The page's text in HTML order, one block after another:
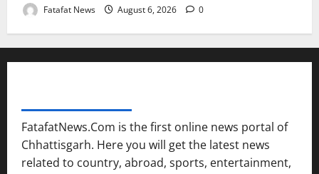
Fatafat News August 6, 2026 0
FatafatNews.Com is the first online news portal of
Chhattisgarh. Here you will get the latest news
related to country, abroad, sports, entertainment,